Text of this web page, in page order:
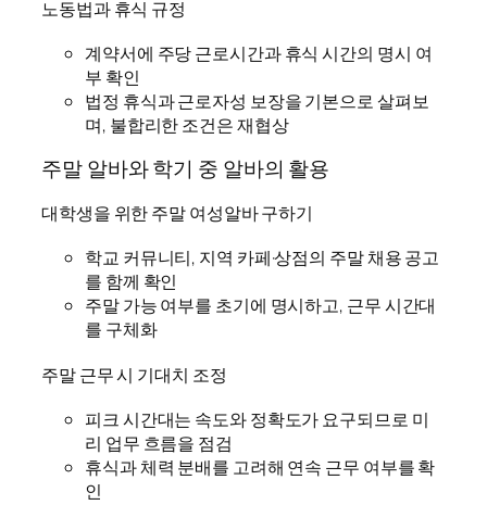
노동법과 휴식 규정
계약서에 주당 근로시간과 휴식 시간의 명시 여
부 확인
법정 휴식과 근로자성 보장을 기본으로 살펴보
며, 불합리한 조건은 재협상
주말 알바와 학기 중 알바의 활용
대학생을 위한 주말 여성알바 구하기
학교 커뮤니티, 지역 카페·상점의 주말 채용 공고
를 함께 확인
주말 가능 여부를 초기에 명시하고, 근무 시간대
를 구체화
주말 근무 시 기대치 조정
피크 시간대는 속도와 정확도가 요구되므로 미
리 업무 흐름을 점검
휴식과 체력 분배를 고려해 연속 근무 여부를 확
인